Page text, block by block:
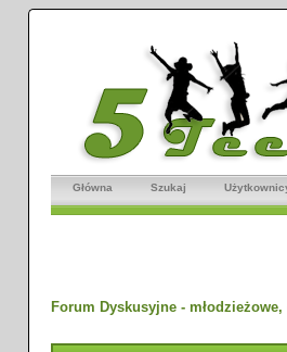
Główna Szukaj
Forum Dyskusyjne -